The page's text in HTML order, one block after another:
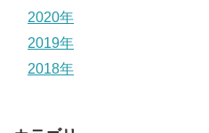
2020年
2019年
2018年